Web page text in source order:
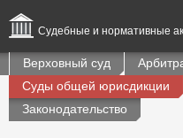
Судебные и нормативные
Верховный суд
Суды общей юрисдикции
Законодательство